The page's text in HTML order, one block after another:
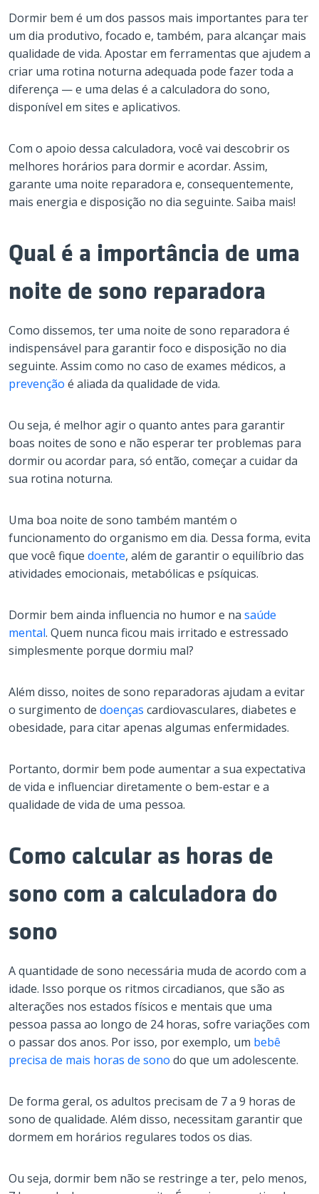
Dormir bem é um dos passos mais importantes para ter
um dia produtivo, focado e, também, para alcançar mais
qualidade de vida. Apostar em ferramentas que ajudem a
criar uma rotina noturna adequada pode fazer toda a
diferença — e uma delas é a calculadora do sono,
disponível em sites e aplicativos.
Com o apoio dessa calculadora, você vai descobrir os
melhores horários para dormir e acordar. Assim,
garante uma noite reparadora e, consequentemente,
mais energia e disposição no dia seguinte. Saiba mais!
Qual é a importância de uma
noite de sono reparadora
Como dissemos, ter uma noite de sono reparadora é
indispensável para garantir foco e disposição no dia
seguinte. Assim como no caso de exames médicos, a
prevenção é aliada da qualidade de vida.
Ou seja, é melhor agir o quanto antes para garantir
boas noites de sono e não esperar ter problemas para
dormir ou acordar para, só então, começar a cuidar da
sua rotina noturna.
Uma boa noite de sono também mantém o
funcionamento do organismo em dia. Dessa forma, evita
que você fique doente, além de garantir o equilíbrio das
atividades emocionais, metabólicas e psíquicas.
Dormir bem ainda influencia no humor e na saúde
mental. Quem nunca ficou mais irritado e estressado
simplesmente porque dormiu mal?
Além disso, noites de sono reparadoras ajudam a evitar
o surgimento de doenças cardiovasculares, diabetes e
obesidade, para citar apenas algumas enfermidades.
Portanto, dormir bem pode aumentar a sua expectativa
de vida e influenciar diretamente o bem-estar e a
qualidade de vida de uma pessoa.
Como calcular as horas de
sono com a calculadora do
sono
A quantidade de sono necessária muda de acordo com a
idade. Isso porque os ritmos circadianos, que são as
alterações nos estados físicos e mentais que uma
pessoa passa ao longo de 24 horas, sofre variações com
o passar dos anos. Por isso, por exemplo, um bebê
precisa de mais horas de sono do que um adolescente.
De forma geral, os adultos precisam de 7 a 9 horas de
sono de qualidade. Além disso, necessitam garantir que
dormem em horários regulares todos os dias.
Ou seja, dormir bem não se restringe a ter, pelo menos,